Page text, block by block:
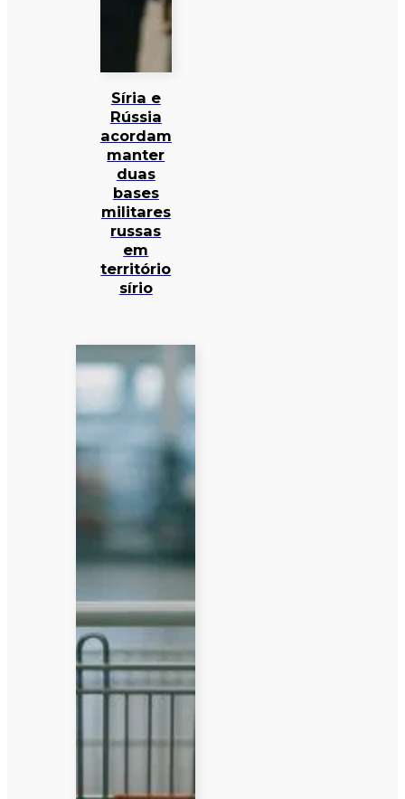
Síria e
Rússia
acordam
manter
duas
bases
militares
russas
em
território
sírio